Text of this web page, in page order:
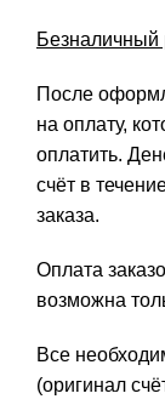
Безналичный
После
на оплату,
оплатить.
счёт в
заказа.
Оплата
возможна
Все
(оригинал